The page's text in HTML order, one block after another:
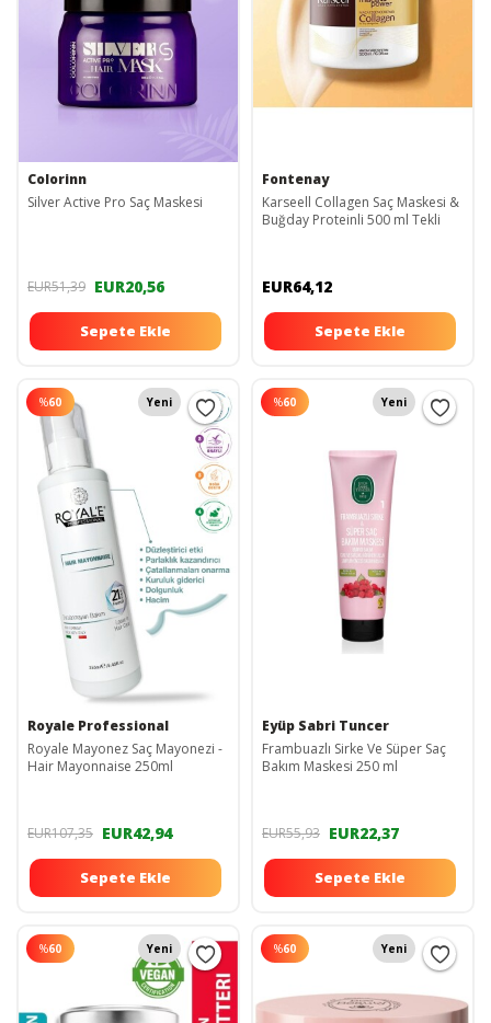
Colorinn
Silver Active Pro Saç Maskesi
EUR51,39 EUR20,56
Sepete Ekle
Fontenay
Karseell Collagen Saç Maskesi &
Buğday Proteinli 500 ml Tekli
EUR64,12
Sepete Ekle
%60 Yeni
Royale Professional
Royale Mayonez Saç Mayonezi -
Hair Mayonnaise 250ml
EUR107,35 EUR42,94
Sepete Ekle
%60 Yeni
Eyüp Sabri Tuncer
Frambuazlı Sirke Ve Süper Saç
Bakım Maskesi 250 ml
EUR55,93 EUR22,37
Sepete Ekle
%60 Yeni %60 Yeni